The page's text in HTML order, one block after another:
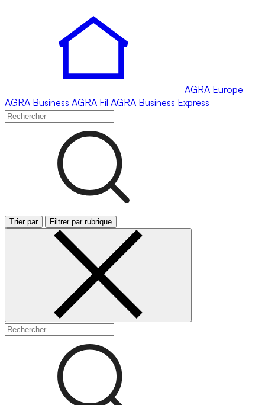
AGRA Europe
AGRA Business AGRA Fil AGRA Business Express
Trier par Filtrer par rubrique